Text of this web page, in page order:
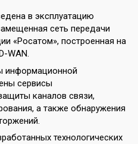
в эксплуатацию
сеть передачи
«Росатом», построенная на
WAN.
информационной
сервисы
каналов связи,
а также обнаружения
технологических